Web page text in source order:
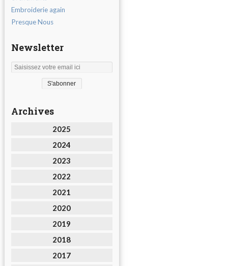
Embroiderie again
Presque Nous
Newsletter
Archives
2025
2024
2023
2022
2021
2020
2019
2018
2017